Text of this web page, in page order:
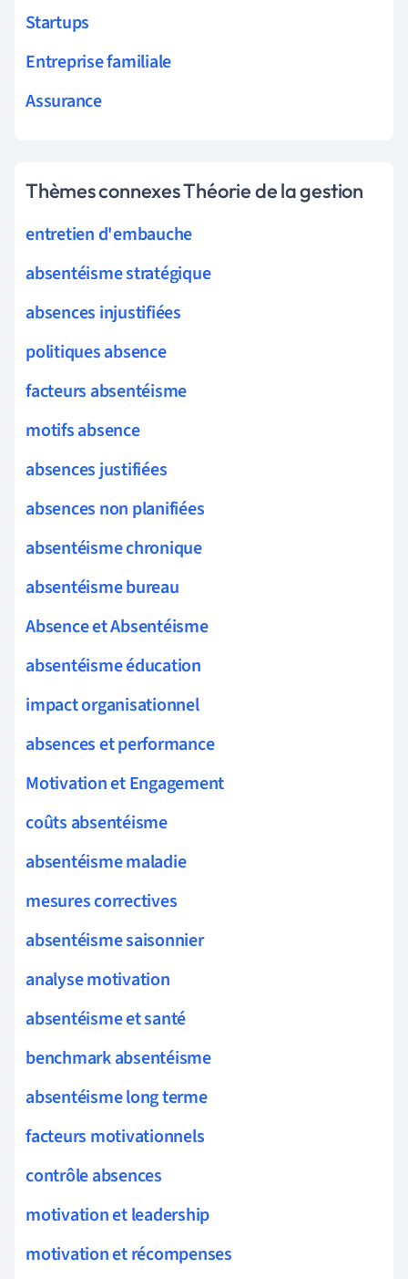
Startups
Entreprise familiale
Assurance
Thèmes connexes Théorie de la gestion
entretien d'embauche
absentéisme stratégique
absences injustifiées
politiques absence
facteurs absentéisme
motifs absence
absences justifiées
absences non planifiées
absentéisme chronique
absentéisme bureau
Absence et Absentéisme
absentéisme éducation
impact organisationnel
absences et performance
Motivation et Engagement
coûts absentéisme
absentéisme maladie
mesures correctives
absentéisme saisonnier
analyse motivation
absentéisme et santé
benchmark absentéisme
absentéisme long terme
facteurs motivationnels
contrôle absences
motivation et leadership
motivation et récompenses